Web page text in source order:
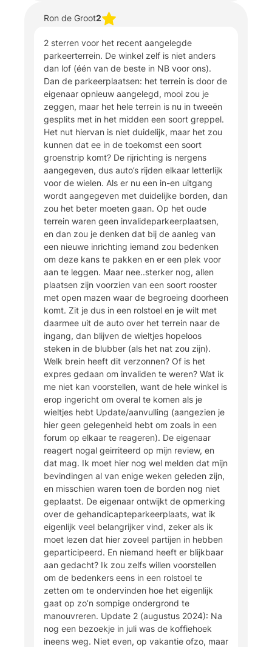
Ron de Groot2
2 sterren voor het recent aangelegde
parkeerterrein. De winkel zelf is niet anders
dan lof (één van de beste in NB voor ons).
Dan de parkeerplaatsen: het terrein is door de
eigenaar opnieuw aangelegd, mooi zou je
zeggen, maar het hele terrein is nu in tweeën
gesplits met in het midden een soort greppel.
Het nut hiervan is niet duidelijk, maar het zou
kunnen dat ee in de toekomst een soort
groenstrip komt? De rijrichting is nergens
aangegeven, dus auto’s rijden elkaar letterlijk
voor de wielen. Als er nu een in-en uitgang
wordt aangegeven met duidelijke borden, dan
zou het beter moeten gaan. Op het oude
terrein waren geen invalideparkeerplaatsen,
en dan zou je denken dat bij de aanleg van
een nieuwe inrichting iemand zou bedenken
om deze kans te pakken en er een plek voor
aan te leggen. Maar nee..sterker nog, allen
plaatsen zijn voorzien van een soort rooster
met open mazen waar de begroeing doorheen
komt. Zit je dus in een rolstoel en je wilt met
daarmee uit de auto over het terrein naar de
ingang, dan blijven de wieltjes hopeloos
steken in de blubber (als het nat zou zijn).
Welk brein heeft dit verzonnen? Of is het
expres gedaan om invaliden te weren? Wat ik
me niet kan voorstellen, want de hele winkel is
erop ingericht om overal te komen als je
wieltjes hebt Update/aanvulling (aangezien je
hier geen gelegenheid hebt om zoals in een
forum op elkaar te reageren). De eigenaar
reagert nogal geirriteerd op mijn review, en
dat mag. Ik moet hier nog wel melden dat mijn
bevindingen al van enige weken geleden zijn,
en misschien waren toen de borden nog niet
geplaatst. De eigenaar ontwijkt de opmerking
over de gehandicapteparkeerplaats, wat ik
eigenlijk veel belangrijker vind, zeker als ik
moet lezen dat hier zoveel partijen in hebben
geparticipeerd. En niemand heeft er blijkbaar
aan gedacht? Ik zou zelfs willen voorstellen
om de bedenkers eens in een rolstoel te
zetten om te ondervinden hoe het eigenlijk
gaat op zo’n sompige ondergrond te
manouvreren. Update 2 (augustus 2024): Na
nog een bezoekje in juli was de koffiehoek
ineens weg. Niet even, op vakantie ofzo, maar